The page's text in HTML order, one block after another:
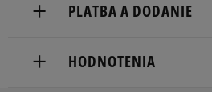
PLATBA A DODANIE
HODNOTENIA